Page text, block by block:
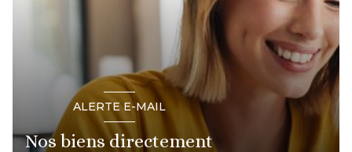
ALERTE E-MAIL
Nos biens directement